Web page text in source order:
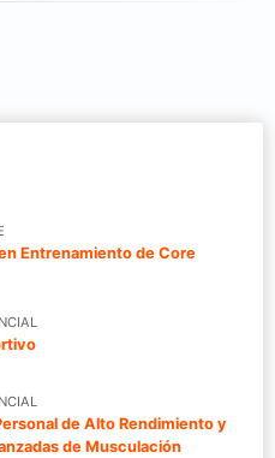
Entrenamiento de Core
de Alto Rendimiento y
de Musculación